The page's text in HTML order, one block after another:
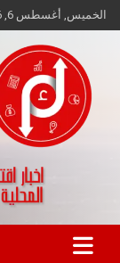
Skip
to
الخميس, أغسطس 6, 2026
كواليس
اخبار اقتصاد